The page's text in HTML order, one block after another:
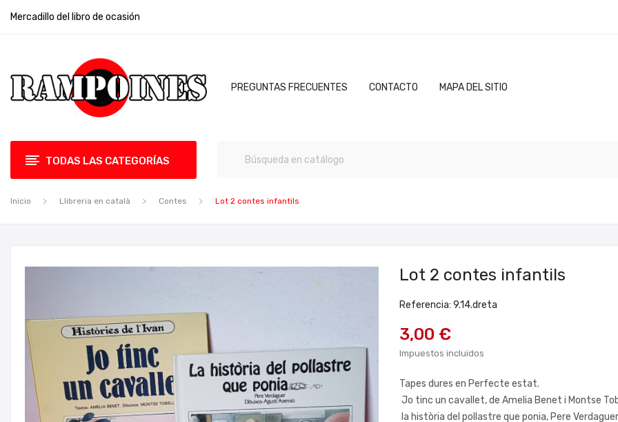
Mercadillo del libro de ocasión
PREGUNTAS FRECUENTES CONTACTO MAPA DEL SITIO
TODAS LAS CATEGORÍAS
Inicio Llibreria en català Contes Lot 2 contes infantils
Lot 2 contes infantils
Referencia: 9.14.dreta
3,00 €
Impuestos incluidos
Tapes dures en Perfecte estat.
Jo tinc un cavallet, de Amelia Benet i Montse
la història del pollastre que ponia, Pere